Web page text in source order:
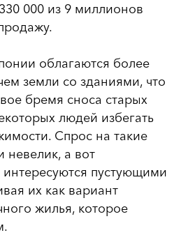
000 из 9 миллионов
облагаются более
земли со зданиями, что
бремя сноса старых
людей избегать
Спрос на такие
невелик, а вот
пустующими
их как вариант
жилья, которое